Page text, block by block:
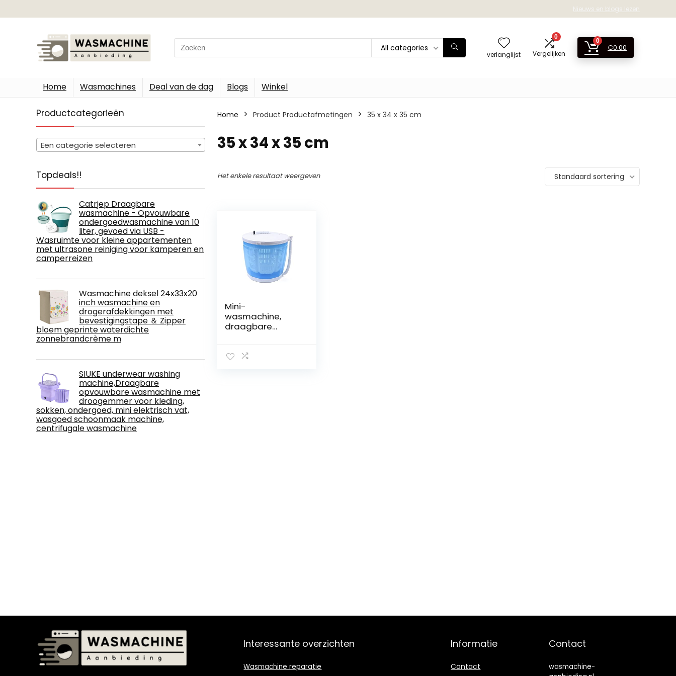
Nieuws en blogs lezen
Search
for:
All categories
verlanglijst
0
Vergelijken
0
€0.00
Home Wasmachines Deal van de dag Blogs Winkel
Productcategorieën
Een categorie selecteren
Topdeals!!
Catrjep Draagbare
wasmachine - Opvouwbare
ondergoedwasmachine van 10
liter, gevoed via USB -
Wasruimte voor kleine appartementen
met ultrasone reiniging voor kamperen en
camperreizen
Wasmachine deksel 24x33x20
inch wasmachine en
drogerafdekkingen met
bevestigingstape ＆ Zipper
bloem geprinte waterdichte
zonnebrandcrème m
SIUKE underwear washing
machine,Draagbare
opvouwbare wasmachine met
droogemmer voor kleding,
sokken, ondergoed, mini elektrisch vat,
wasgoed schoonmaak machine,
centrifugale wasmachine
Home Product Productafmetingen ‎35 x 34 x 35 cm
‎35 x 34 x 35 cm
Het enkele resultaat weergeven Standaard sortering
Mini-
wasmachine,
draagbare
droogcentrifuge,
Interessante overzichten
Wasmachine reparatie
Informatie
Contact
Contact
wasmachine-